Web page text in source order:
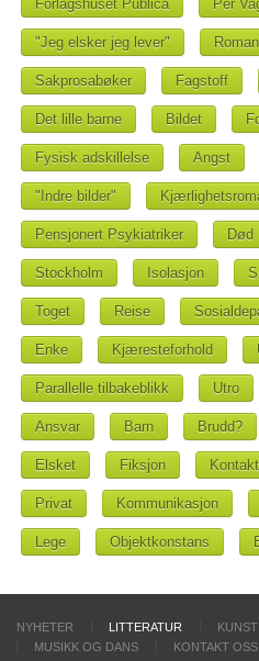
Forlagshuset Publica Per
"Jeg elsker jeg lever" Roman
Sakprosabøker Fagstoff
Det lille barne Bildet
Fysisk adskillelse Angst
"Indre bilder"
Pensjonert Psykiatriker Død
Stockholm Isolasjon
Toget Reise
Enke Kjæresteforhold
Parallelle tilbakeblikk Utro
Ansvar Barn Brudd?
Elsket Fiksjon
Privat Kommunikasjon
Lege Objektkonstans
NYHETER LITTERATUR KUNST
MUSIKK OG DANS
KONTAKT OSS